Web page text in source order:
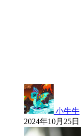
小牛牛
2024年10月25日